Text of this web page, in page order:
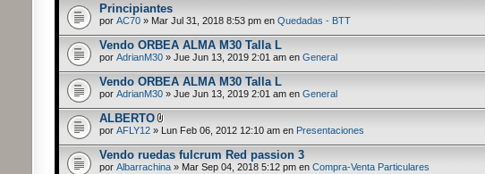
Principiantes
por AC70» Mar Jul 31, 2018 8:53 pm en Quedadas - BTT
Vendo ORBEA ALMA M30 Talla L
por AdrianM30» Jue Jun 13, 2019 2:01 am en General
Vendo ORBEA ALMA M30 Talla L
por AdrianM30» Jue Jun 13, 2019 2:01 am en General
ALBERTO
por AFLY12» Lun Feb 06, 2012 12:10 am en Presentaciones
Vendo ruedas fulcrum Red passion 3
por Albarrachina» Mar Sep 04, 2018 5:12 pm en Compra-Venta Particulares